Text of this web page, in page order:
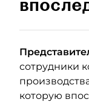
сотрудники
которую